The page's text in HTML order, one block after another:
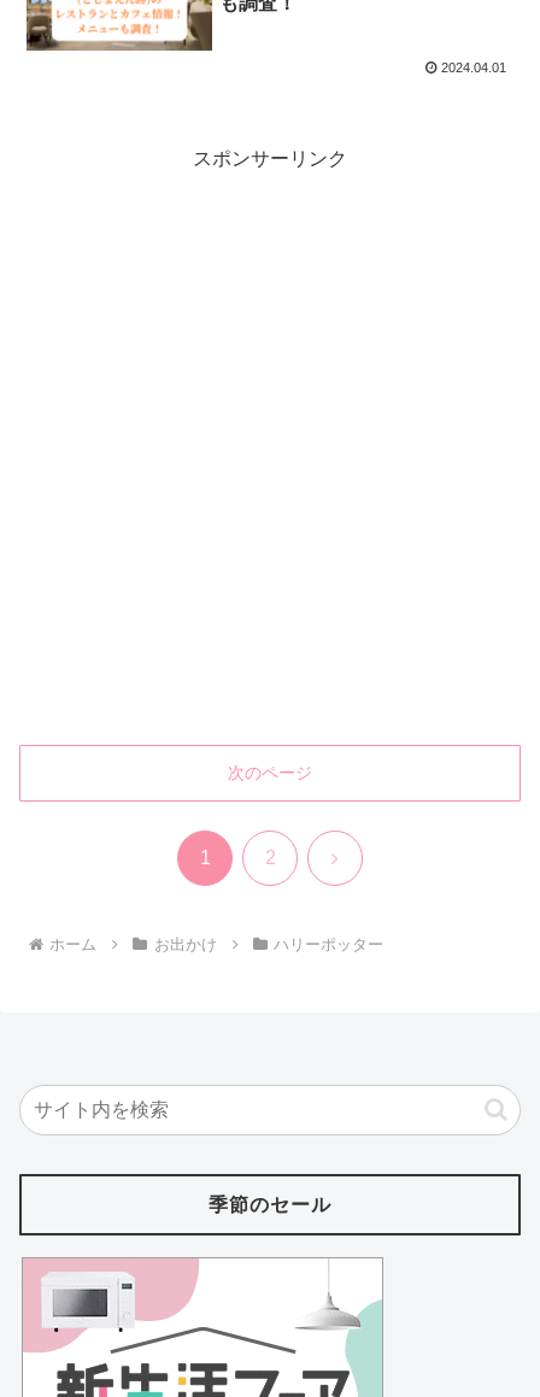
2024.04.01
スポンサーリンク
次のページ
1 2 次
ホーム お出かけ ハリーポッター
季節のセール